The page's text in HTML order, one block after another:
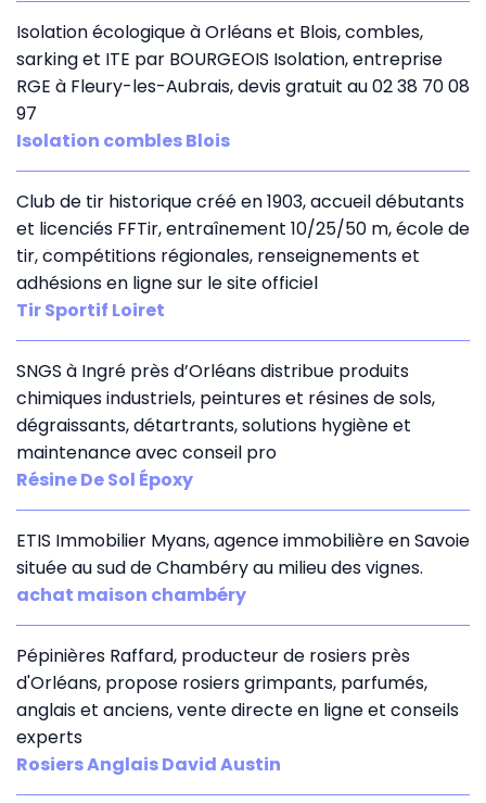
Isolation écologique à Orléans et Blois, combles,
sarking et ITE par BOURGEOIS Isolation, entreprise
RGE à Fleury-les-Aubrais, devis gratuit au 02 38 70 08
97
Isolation combles Blois
Club de tir historique créé en 1903, accueil débutants
et licenciés FFTir, entraînement 10/25/50 m, école de
tir, compétitions régionales, renseignements et
adhésions en ligne sur le site officiel
Tir Sportif Loiret
SNGS à Ingré près d’Orléans distribue produits
chimiques industriels, peintures et résines de sols,
dégraissants, détartrants, solutions hygiène et
maintenance avec conseil pro
Résine De Sol Époxy
ETIS Immobilier Myans, agence immobilière en Savoie
située au sud de Chambéry au milieu des vignes.
achat maison chambéry
Pépinières Raffard, producteur de rosiers près
d'Orléans, propose rosiers grimpants, parfumés,
anglais et anciens, vente directe en ligne et conseils
experts
Rosiers Anglais David Austin